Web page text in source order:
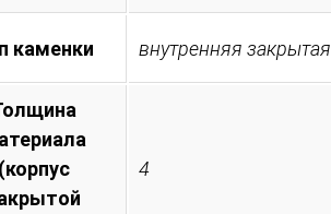
каменки внутренняя закрытая
(корпус
4